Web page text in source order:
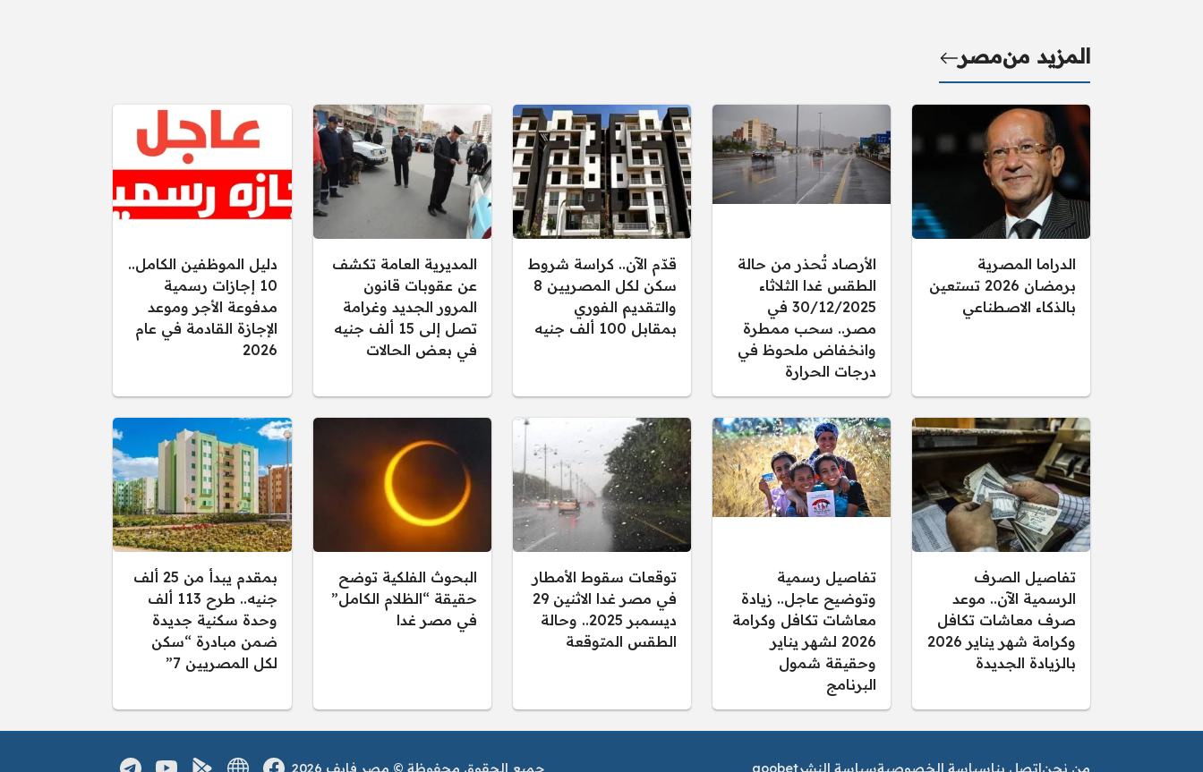
المزيد منمصر
الدراما المصرية
برمضان 2026 تستعين
بالذكاء الاصطناعي
الأرصاد تُحذر من حالة
الطقس غدا الثلاثاء
30/12/2025 في
مصر.. سحب ممطرة
وانخفاض ملحوظ في
درجات الحرارة
قدّم الآن.. كراسة شروط
سكن لكل المصريين 8
والتقديم الفوري
بمقابل 100 ألف جنيه
المديرية العامة تكشف
عن عقوبات قانون
المرور الجديد وغرامة
تصل إلى 15 ألف جنيه
في بعض الحالات
دليل الموظفين الكامل..
10 إجازات رسمية
مدفوعة الأجر وموعد
الإجازة القادمة في عام
2026
تفاصيل الصرف
الرسمية الآن.. موعد
صرف معاشات تكافل
وكرامة شهر يناير 2026
بالزيادة الجديدة
تفاصيل رسمية
وتوضيح عاجل.. زيادة
معاشات تكافل وكرامة
2026 لشهر يناير
وحقيقة شمول
البرنامج
توقعات سقوط الأمطار
في مصر غدا الاثنين 29
ديسمبر 2025.. وحالة
الطقس المتوقعة
البحوث الفلكية توضح
حقيقة “الظلام الكامل”
في مصر غدا
بمقدم يبدأ من 25 ألف
جنيه.. طرح 113 ألف
وحدة سكنية جديدة
ضمن مبادرة “سكن
لكل المصريين 7”
من نحناتصل بناسياسة الخصوصيةسياسة النشرgoobet جميع الحقوق محفوظة © مصر فايف 2026